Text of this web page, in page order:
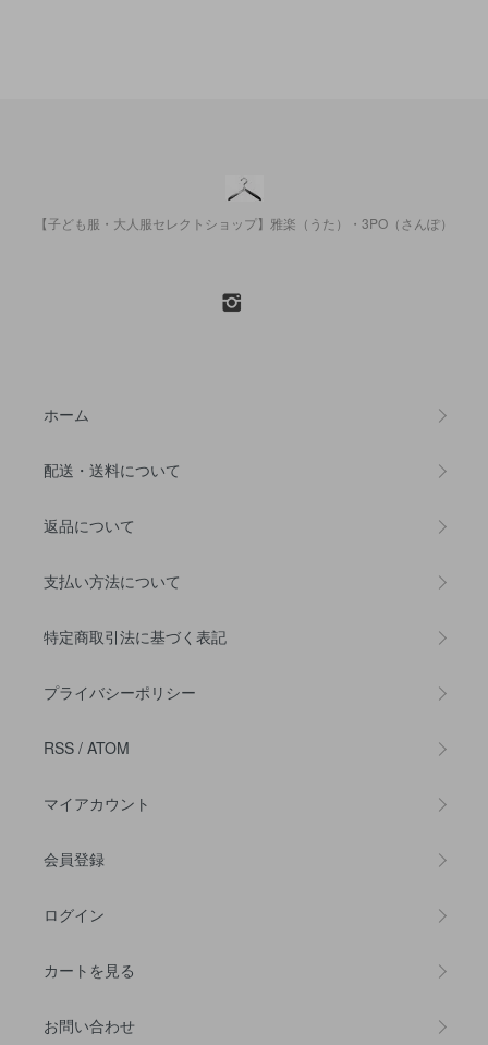
【子ども服・大人服セレクトショップ】雅楽（うた）・3PO（さんぽ）
ホーム
配送・送料について
返品について
支払い方法について
特定商取引法に基づく表記
プライバシーポリシー
RSS / ATOM
マイアカウント
会員登録
ログイン
カートを見る
お問い合わせ